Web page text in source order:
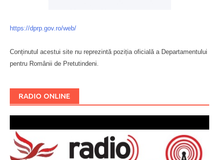
https://dprp.gov.ro/web/
Conținutul acestui site nu reprezintă poziția oficială a Departamentului
pentru Românii de Pretutindeni.
RADIO ONLINE